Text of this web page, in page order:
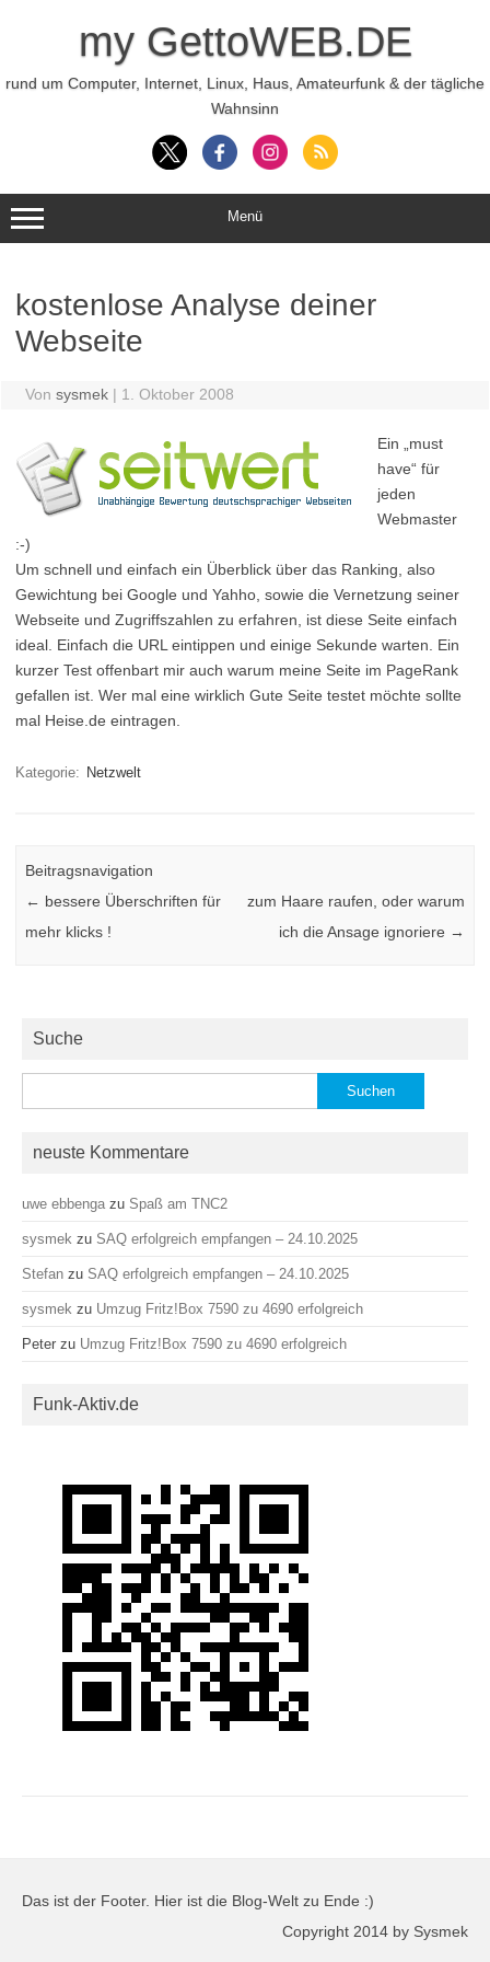
my GettoWEB.DE
rund um Computer, Internet, Linux, Haus, Amateurfunk & der tägliche
Wahnsinn
Menü
kostenlose Analyse deiner
Webseite
Von sysmek | 1. Oktober 2008
Ein „must
have“ für
jeden
Webmaster
:-)
Um schnell und einfach ein Überblick über das Ranking, also
Gewichtung bei Google und Yahho, sowie die Vernetzung seiner
Webseite und Zugriffszahlen zu erfahren, ist diese Seite einfach
ideal. Einfach die URL eintippen und einige Sekunde warten. Ein
kurzer Test offenbart mir auch warum meine Seite im PageRank
gefallen ist. Wer mal eine wirklich Gute Seite testet möchte sollte
mal Heise.de eintragen.
Kategorie: Netzwelt
Beitragsnavigation
← bessere Überschriften für
mehr klicks !
zum Haare raufen, oder warum
ich die Ansage ignoriere →
Suche
nach:
neuste Kommentare
uwe ebbenga zu Spaß am TNC2
sysmek zu SAQ erfolgreich empfangen – 24.10.2025
Stefan zu SAQ erfolgreich empfangen – 24.10.2025
sysmek zu Umzug Fritz!Box 7590 zu 4690 erfolgreich
Peter zu Umzug Fritz!Box 7590 zu 4690 erfolgreich
Funk-Aktiv.de
Das ist der Footer. Hier ist die Blog-Welt zu Ende :)
Copyright 2014 by Sysmek